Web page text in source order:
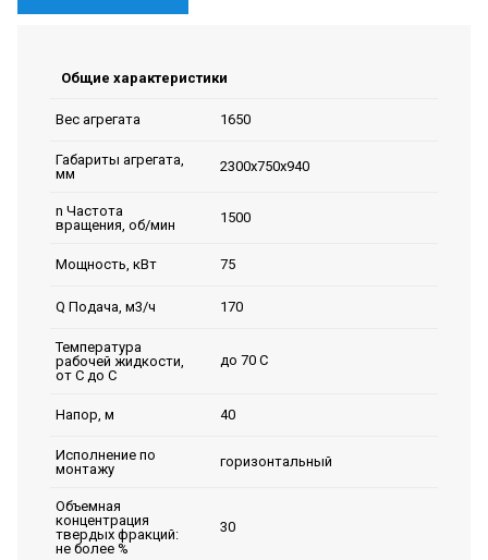
Общие характеристики
Вес агрегата 1650
Габариты агрегата,
мм
2300х750х940
n Частота
вращения, об/мин
1500
Мощность, кВт 75
Q Подача, м3/ч 170
Температура
рабочей жидкости,
от С до С
до 70 С
Напор, м 40
Исполнение по
монтажу
горизонтальный
Объемная
концентрация
твердых фракций:
не более %
30